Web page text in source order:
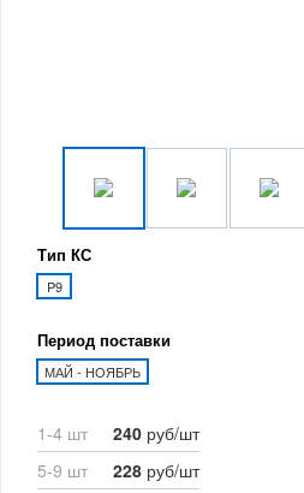
Тип КС
P9
Период поставки
МАЙ - НОЯБРЬ
1-4 шт 240 руб/шт
5-9 шт
228 руб/шт